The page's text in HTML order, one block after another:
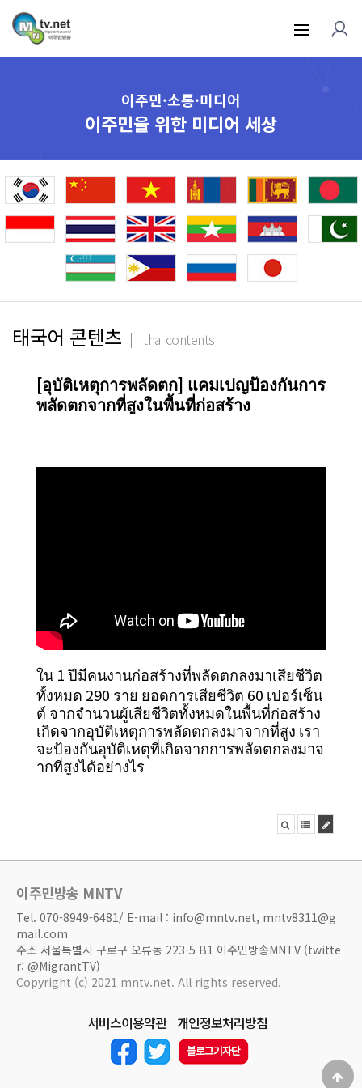
이주민·소통·미디어
이주민을 위한 미디어 세상
태국어 콘텐츠 thai contents
[อุบัติเหตุการพลัดตก] แคมเปญป้องกันการ
พลัดตกจากที่สูงในพื้นที่ก่อสร้าง
ใน 1 ปีมีคนงานก่อสร้างที่พลัดตกลงมาเสียชีวิต
ทั้งหมด 290 ราย ยอดการเสียชีวิต 60 เปอร์เซ็น
ต์ จากจำนวนผู้เสียชีวิตทั้งหมดในพื้นที่ก่อสร้าง
เกิดจากอุบัติเหตุการพลัดตกลงมาจากที่สูง เรา
จะป้องกันอุบัติเหตุที่เกิดจากการพลัดตกลงมาจ
ากที่สูงได้อย่างไร
이주민방송 MNTV
Tel. 070-8949-6481/ E-mail : info@mntv.net, mntv8311@g
mail.com
주소 서울특별시 구로구 오류동 223-5 B1 이주민방송MNTV (twitte
r: @MigrantTV)
Copyright (c) 2021 mntv.net. All rights reserved.
서비스이용약관 개인정보처리방침